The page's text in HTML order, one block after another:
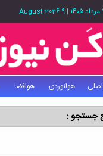
|
9 August 2026
هوانوردی هوافضا
جستجو :